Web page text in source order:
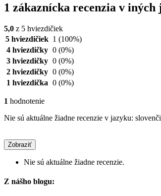
1 zákaznícka recenzia v iných
5,0 z 5 hviezdičiek
5 hviezdičiek 1 (100%)
4 hviezdičky 0 (0%)
3 hviezdičky 0 (0%)
2 hviezdičky 0 (0%)
1 hviezdička 0 (0%)
1 hodnotenie
Nie sú aktuálne žiadne recenzie v jazyku:
Zobraziť
Nie sú aktuálne žiadne recenzie.
Z nášho blogu: